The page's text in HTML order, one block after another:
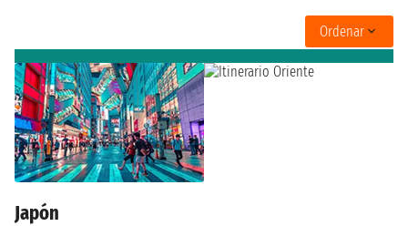
Ordenar
Japón